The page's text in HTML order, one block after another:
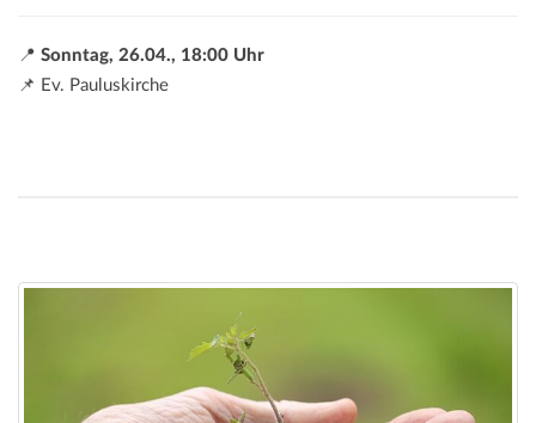
📍 Sonntag, 26.04., 18:00 Uhr
📌 Ev. Pauluskirche